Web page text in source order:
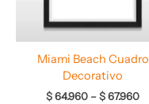
Miami Beach Cuadro
Decorativo
$64.960 –$67.960